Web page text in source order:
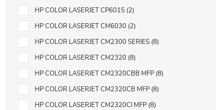
HP COLOR LASERJET CP6015 2
HP COLOR LASERJET CM6030 2
HP COLOR LASERJET CM2300 SERIES 8
HP COLOR LASERJET CM2320 8
HP COLOR LASERJET CM2320CBB MFP 8
HP COLOR LASERJET CM2320CB MFP 8
HP COLOR LASERJET CM2320CI MFP 8